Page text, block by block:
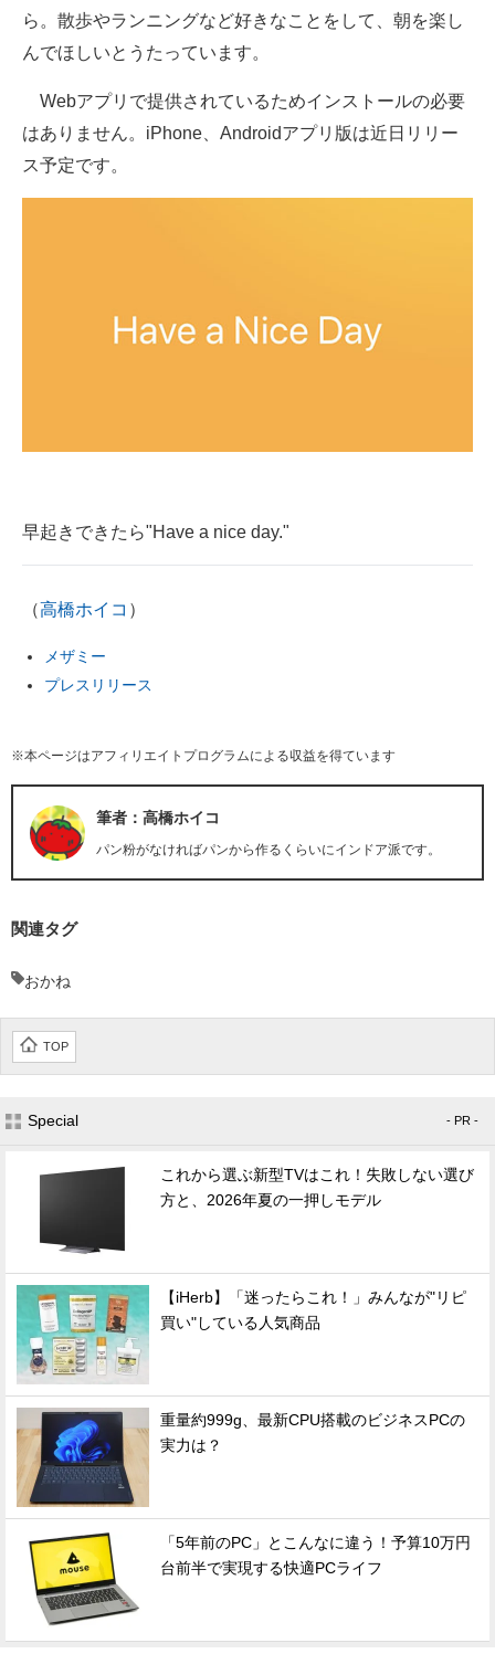
建設×テクノロジーの最前線
ちょっと気になるネットの話題
ら。散歩やランニングなど好きなことをして、朝を楽し
んでほしいとうたっています。
Webアプリで提供されているためインストールの必要
はありません。iPhone、Androidアプリ版は近日リリー
ス予定です。
早起きできたら"Have a nice day."
（高橋ホイコ ）
メザミー
プレスリリース
※本ページはアフィリエイトプログラムによる収益を得ています
筆者：高橋ホイコ
パン粉がなければパンから作るくらいにインドア派です。
関連タグ
おかね
TOP
Special - PR -
これから選ぶ新型TVはこれ！失敗しない選び
方と、2026年夏の一押しモデル
【iHerb】「迷ったらこれ！」みんなが"リピ
買い"している人気商品
重量約999g、最新CPU搭載のビジネスPCの
実力は？
「5年前のPC」とこんなに違う！予算10万円
台前半で実現する快適PCライフ